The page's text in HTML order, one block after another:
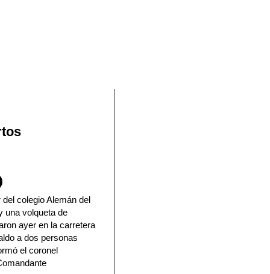
colegio Alemán del
una volqueta de
ayer en la carretera
a dos personas
el coronel